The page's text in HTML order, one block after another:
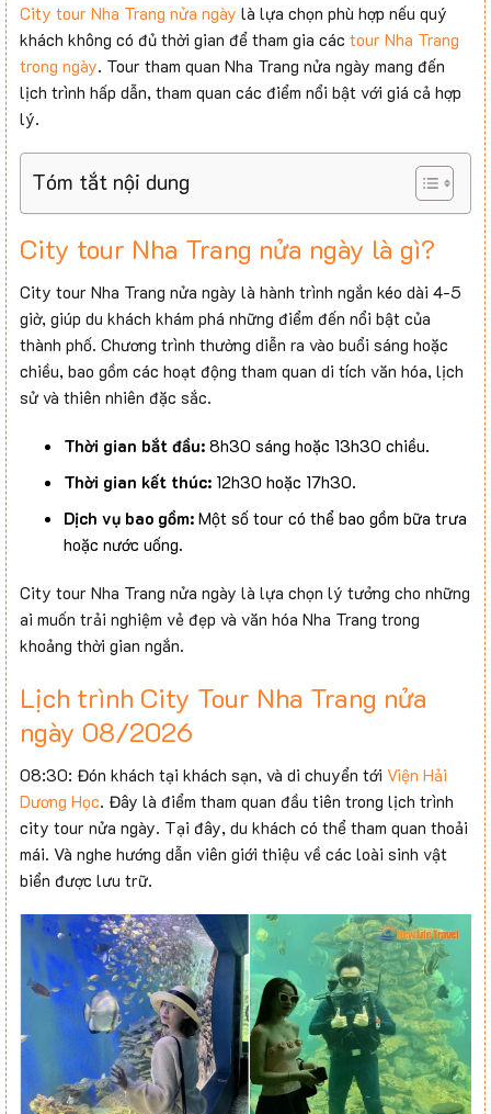
City tour Nha Trang nửa ngày là lựa chọn phù hợp nếu quý
khách không có đủ thời gian để tham gia các tour Nha Trang
trong ngày. Tour tham quan Nha Trang nửa ngày mang đến
lịch trình hấp dẫn, tham quan các điểm nổi bật với giá cả hợp
lý.
Tóm tắt nội dung
City tour Nha Trang nửa ngày là gì?
City tour Nha Trang nửa ngày là hành trình ngắn kéo dài 4-5
giờ, giúp du khách khám phá những điểm đến nổi bật của
thành phố. Chương trình thường diễn ra vào buổi sáng hoặc
chiều, bao gồm các hoạt động tham quan di tích văn hóa, lịch
sử và thiên nhiên đặc sắc.
Thời gian bắt đầu:8h30 sáng hoặc 13h30 chiều.
Thời gian kết thúc:12h30 hoặc 17h30.
Dịch vụ bao gồm:Một số tour có thể bao gồm bữa trưa
hoặc nước uống.
City tour Nha Trang nửa ngày là lựa chọn lý tưởng cho những
ai muốn trải nghiệm vẻ đẹp và văn hóa Nha Trang trong
khoảng thời gian ngắn.
Lịch trình City Tour Nha Trang nửa
ngày 08/2026
08:30: Đón khách tại khách sạn, và di chuyển tới Viện Hải
Dương Học. Đây là điểm tham quan đầu tiên trong lịch trình
city tour nửa ngày. Tại đây, du khách có thể tham quan thoải
mái. Và nghe hướng dẫn viên giới thiệu về các loài sinh vật
biển được lưu trữ.